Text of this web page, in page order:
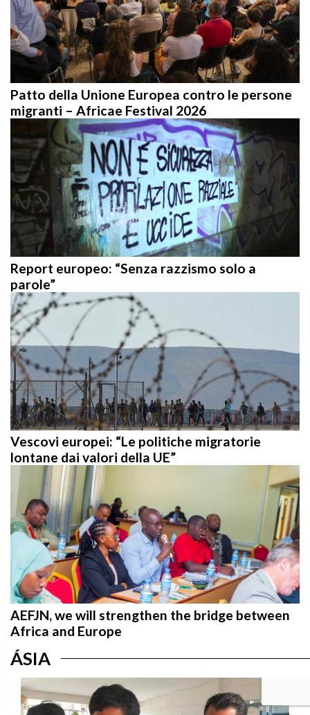
Patto della Unione Europea contro le persone
migranti – Africae Festival 2026
Report europeo: “Senza razzismo solo a
parole”
Vescovi europei: “Le politiche migratorie
lontane dai valori della UE”
AEFJN, we will strengthen the bridge between
Africa and Europe
ÁSIA